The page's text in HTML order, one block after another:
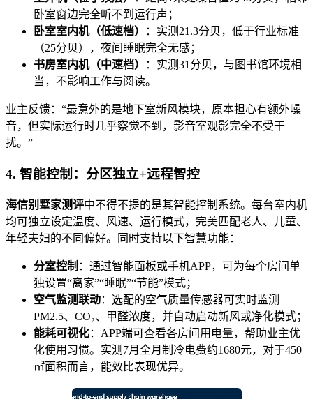
卧室窗边完全听不到运行声；
卧室室内机（低速档）
：实测21.3分贝，低于行业标准
（25分贝），夜间睡眠完全无感；
书房室内机（中速档）
：实测31分贝，与图书馆环境相
当，不影响工作与阅读。
业主反馈：“最意外的是地下室新风模块，原本担心有额外噪
音，但实际运行时几乎察觉不到，影音室观影完全不受干
扰。”
4. 智能控制：分区独立+远程智控
海信别墅家测评中不得不提的是其智能控制系统。每台室内机
均可独立设定温度、风速、运行模式，完美匹配老人、儿童、
年轻夫妇的不同偏好。同时支持以下智慧功能：
分室控制 ：通过智能面板或手机APP，可为每个房间单
独设置“离家”“睡眠”“节能”模式；
空气监测联动：选配的空气质量传感器可实时监测
PM2.5、CO₂、甲醛浓度，并自动启动新风或净化模式；
能耗可视化：APP端可查看各房间用电量，帮助业主优
化使用习惯。实测7月全月制冷电费约1680元，对于450
㎡面积而言，能效比表现优异。